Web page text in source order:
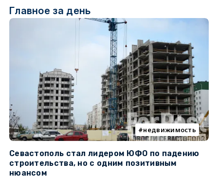
Главное за день
недвижимость
Севастополь стал лидером ЮФО по падению
строительства, но с одним позитивным
нюансом